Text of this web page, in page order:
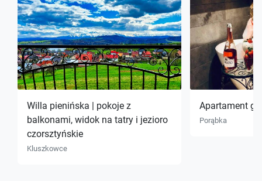
Willa pienińska | pokoje z
balkonami, widok na tatry i jezioro
czorsztyńskie
Kluszkowce
Apartament
Porąbka